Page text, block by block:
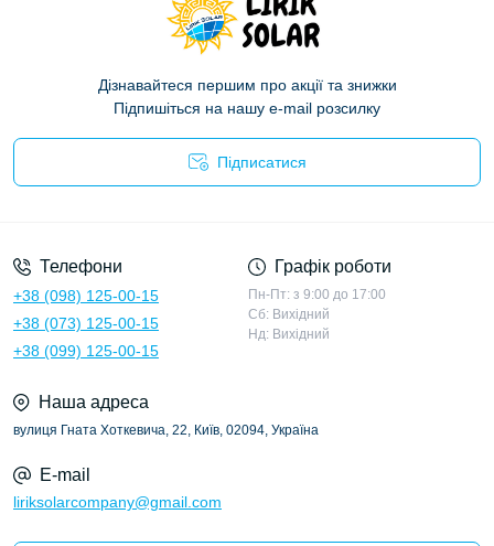
Дізнавайтеся першим про акції та знижки
Підпишіться на нашу e-mail розсилку
Підписатися
Телефони
+38 (098) 125-00-15
+38 (073) 125-00-15
+38 (099) 125-00-15
Графік роботи
Пн-Пт: з 9:00 до 17:00
Сб: Вихідний
Нд: Вихідний
Наша адреса
вулиця Гната Хоткевича, 22, Київ, 02094, Україна
E-mail
liriksolarcompany@gmail.com